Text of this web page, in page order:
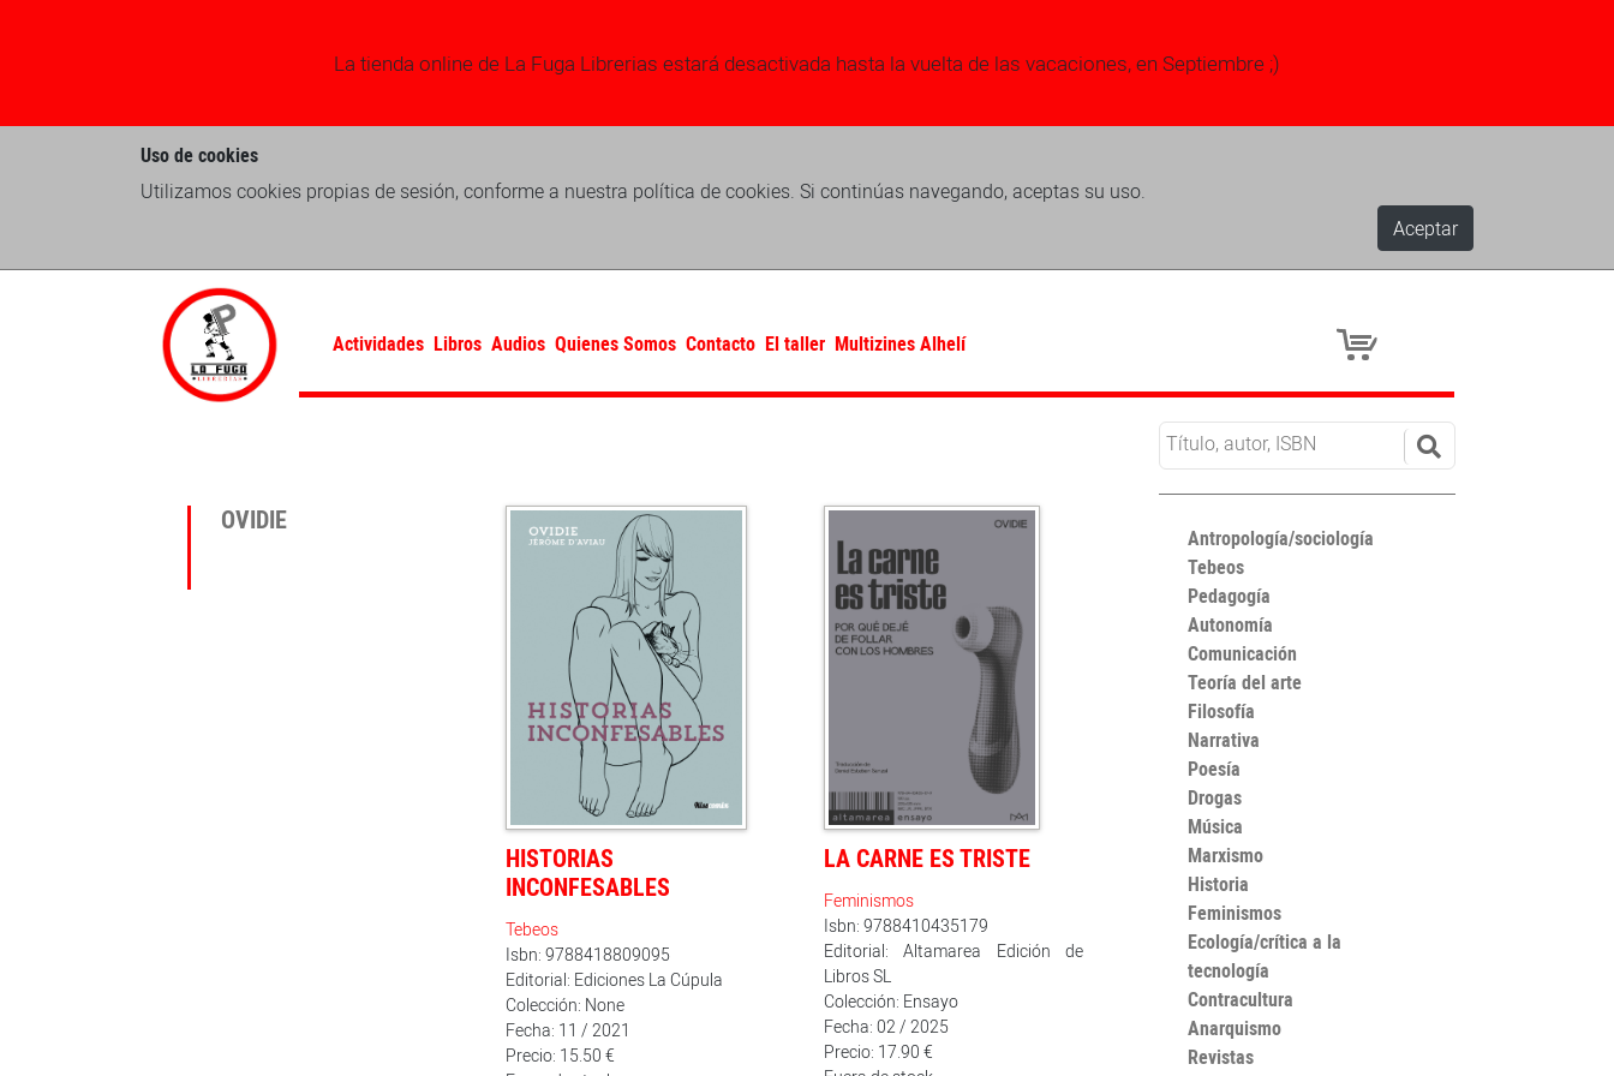
La tienda online de La Fuga Librerias estará desactivada hasta la vuelta de las vacaciones, en Septiembre ;)
Uso de cookies
Utilizamos cookies propias de sesión, conforme a nuestra política de cookies. Si continúas navegando, aceptas su uso.
Aceptar
Actividades Libros Audios Quienes Somos Contacto El taller Multizines Alhelí
OVIDIE
HISTORIAS
INCONFESABLES
Tebeos
Isbn: 9788418809095
Editorial: Ediciones La Cúpula
Colección: None
Fecha: 11 / 2021
Precio: 15.50 €
LA CARNE ES TRISTE
Feminismos
Isbn: 9788410435179
Editorial: Altamarea Edición de
Libros SL
Colección: Ensayo
Fecha: 02 / 2025
Precio: 17.90 €
Antropología/sociología
Tebeos
Pedagogía
Autonomía
Comunicación
Teoría del arte
Filosofía
Narrativa
Poesía
Drogas
Música
Marxismo
Historia
Feminismos
Ecología/crítica a la
tecnología
Contracultura
Anarquismo
Revistas